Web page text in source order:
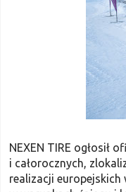
NEXEN TIRE ogłosił
i całorocznych,
realizacji